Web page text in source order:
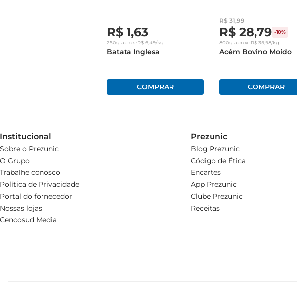
R$ 1,63
250g aprox.•R$ 6,49/kg
Batata Inglesa
R$ 31,99
R$ 28,79 -10%
800g aprox.•R$ 35,98/kg
Acém Bovino Moído
Institucional
Sobre o Prezunic
O Grupo
Trabalhe conosco
Política de Privacidade
Portal do fornecedor
Nossas lojas
Cencosud Media
Prezunic
Blog Prezunic
Código de Ética
Encartes
App Prezunic
Clube Prezunic
Receitas